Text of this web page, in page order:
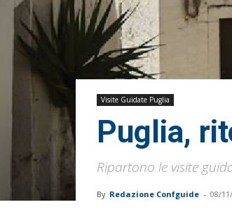
Visite Guidate Puglia
Puglia,
Ripartono le visite
By Redazione Confguide - 08/